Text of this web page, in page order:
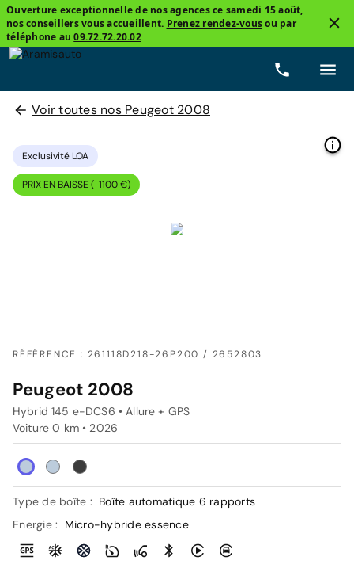
Ouverture exceptionnelle de nos agences ce samedi 15 août,
nos conseillers vous accueillent. Prenez rendez-vousou par
téléphone au09.72.72.20.02
Voir toutes nos Peugeot 2008
Exclusivité LOA
PRIX EN BAISSE (-1100 €)
RÉFÉRENCE : 261118D218-26P200 / 2652803
Peugeot 2008
Hybrid 145 e-DCS6 • Allure + GPS
Voiture 0 km • 2026
Type de boîte : Boîte automatique 6 rapports
Energie :
Micro-hybride essence